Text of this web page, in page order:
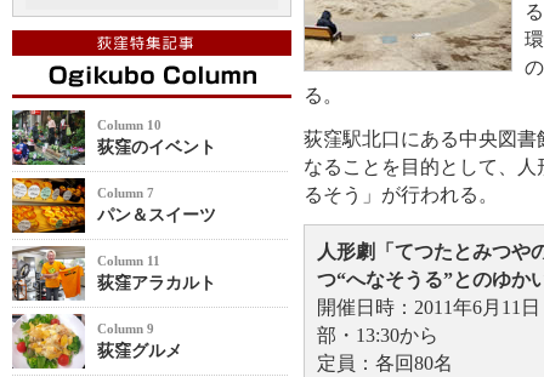
Column 10
荻窪のイベント
Column 7
パン＆スイーツ
Column 11
荻窪アラカルト
Column 9
荻窪グルメ
る。
荻窪駅北口にある中央図
なることを目的として、
るそう」が行われる。
人形劇「てつたとみつや
つ“へなそうる”とのゆか
開催日時：2011年6月11
部・13:30から
定員：各回80名